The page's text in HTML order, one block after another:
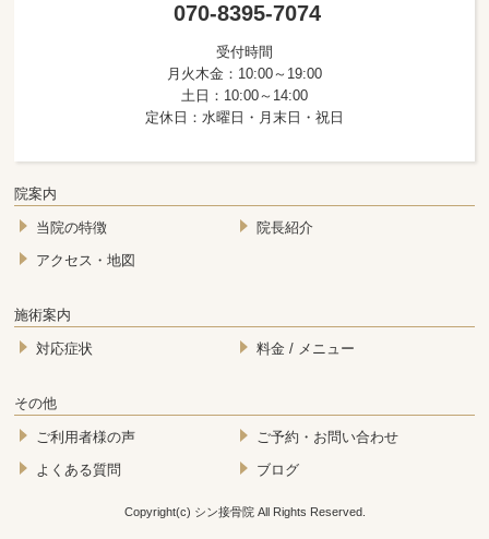
070-8395-7074
受付時間
月火木金：10:00～19:00
土日：10:00～14:00
定休日：水曜日・月末日・祝日
院案内
当院の特徴
院長紹介
アクセス・地図
施術案内
対応症状 料金 / メニュー
その他
ご利用者様の声
ご予約・お問い合わせ
よくある質問
ブログ
Copyright(c) シン接骨院 All Rights Reserved.